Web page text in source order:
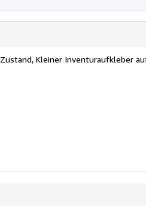
Kleiner Inventuraufkleber